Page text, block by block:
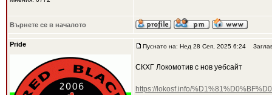
Върнете се в началото
Pride Пуснато на: Нед 28 Сеп, 2025 6:24
СКХГ Локомотив с нов уебсайт
https://lokosf.info/